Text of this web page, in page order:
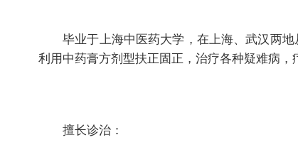
毕业于上海中医药大学，在上海、武汉两地
利用中药膏方剂型扶正固正，治疗各种疑难病，
擅长诊治：